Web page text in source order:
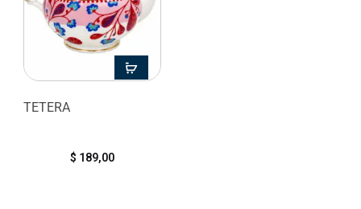
TETERA
$ 189,00